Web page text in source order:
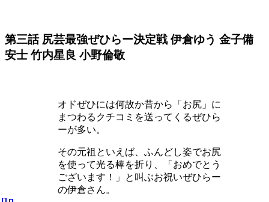
第三話 尻芸最強ぜひらー決定戦 伊倉ゆう 金子備
安士 竹内星良 小野倫敬
オドぜひには何故か昔から「お尻」に
まつわるクチコミを送ってくるぜひら
ーが多い。
その元祖といえば、ふんどし姿でお尻
を使って光る棒を折り、「おめでとう
ございます！」と叫ぶお祝いぜひらー
の伊倉さん。